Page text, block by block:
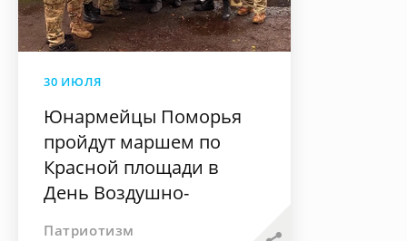
30 ИЮЛЯ
Юнармейцы Поморья
пройдут маршем по
Красной площади в
День Воздушно-
Патриотизм